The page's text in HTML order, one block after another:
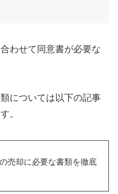
わせて同意書が必要な
については以下の記事
。
売却に必要な書類を徹底